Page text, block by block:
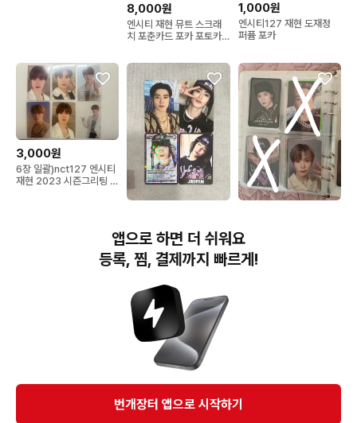
8,000원
엔시티 재현 뮤트 스크래
치 포춘카드 포카 포토카
1,000원
엔시티127 재현 도재정
퍼퓸 포카
3,000원
6장 일괄)nct127 엔시티
재현 2023 시즌그리팅 포
엔시티127 재현 포카 미
공포 앨포 세트
번개장터(주) 사업자정보, 이용약관 및 기타 법적고지
번개장터㈜는 통신판매중개자이며, 통신판매의 당사자가 아닙니다. 전자상거래 등에서의
소비자보호에 관한 법률 등 관련 법령 및 번개장터㈜의 약관에 따라 상품, 상품정보, 거래에 관한 책임은
개별 판매자에게 귀속하고, 번개장터㈜는 원칙적으로 회원간 거래에 대하여 책임을 지지 않습니다.
다만, 번개장터㈜가 직접 판매하는 상품에 대한 책임은 번개장터㈜에게 귀속합니다.
앱으로 하면 더 쉬워요
등록, 찜, 결제까지 빠르게!
번개장터 앱으로 시작하기